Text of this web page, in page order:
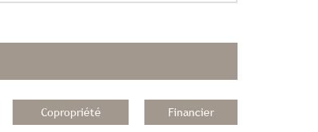
Copropriété Financier